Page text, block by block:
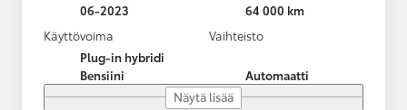
06-2023
64 000 km
Käyttövoima
Plug-in hybridi
Bensiini
Vaihteisto
Automaatti
Näytä lisää